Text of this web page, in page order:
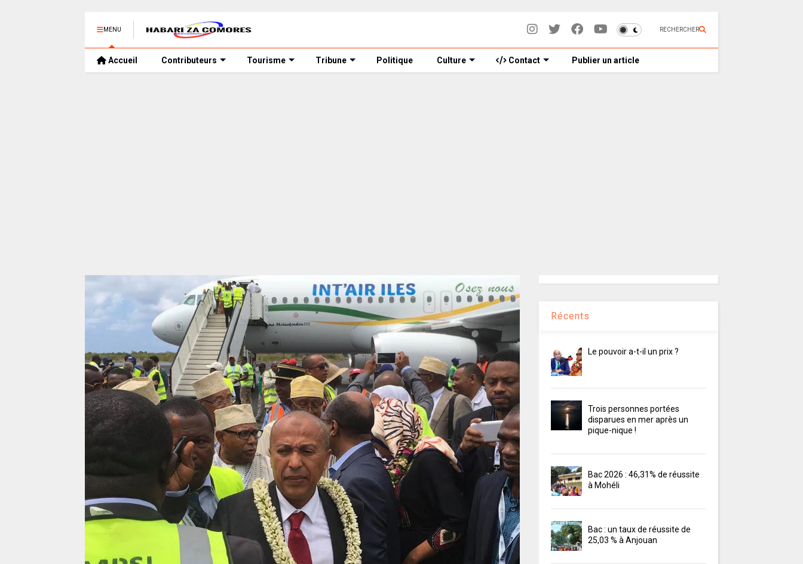
MENU RECHERCHER
Accueil Contributeurs Tourisme Tribune Politique Culture Contact Publier un article
Récents
Le pouvoir a-t-il un prix ?
Trois personnes portées
disparues en mer après un
pique-nique !
Bac 2026 : 46,31% de réussite
à Mohéli
Bac : un taux de réussite de
25,03 % à Anjouan